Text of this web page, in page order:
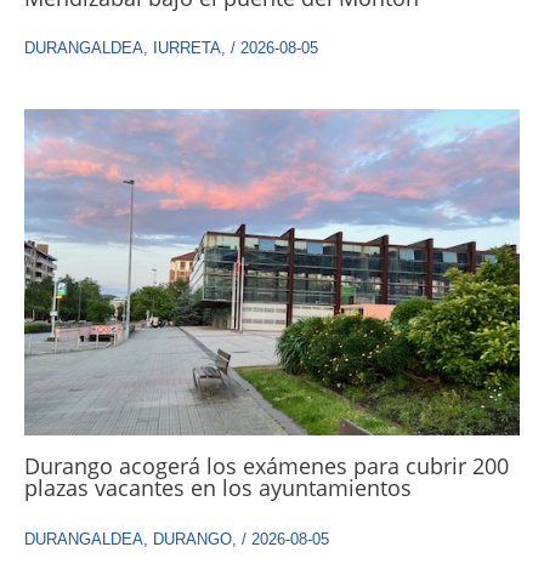
DURANGALDEA IURRETA / 2026-08-05
Durango acogerá los exámenes para cubrir 200
plazas vacantes en los ayuntamientos
DURANGALDEA DURANGO / 2026-08-05